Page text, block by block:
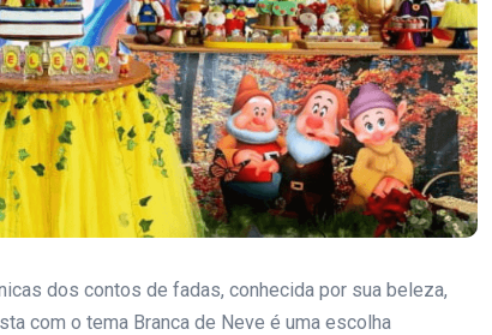
dos contos de fadas, conhecida por sua beleza,
com o tema Branca de Neve é uma escolha